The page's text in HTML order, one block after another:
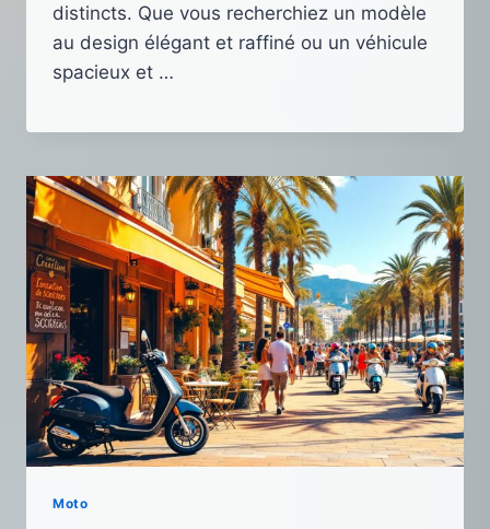
distincts. Que vous recherchiez un modèle
au design élégant et raffiné ou un véhicule
spacieux et …
Moto